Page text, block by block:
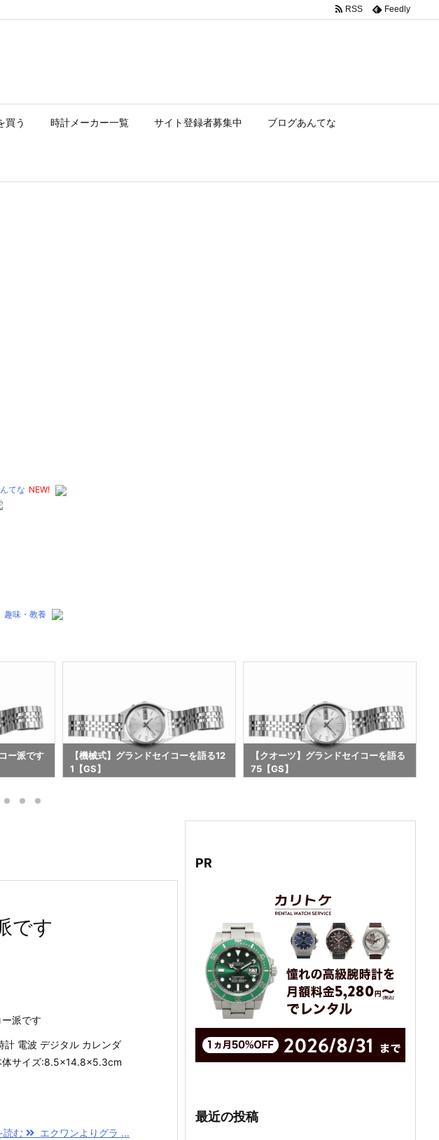
買う 時計メーカー一覧 サイト登録者募集中 ブログあんてな
RSS Feedly
てな NEW!
味・教養
ー派です
【機械式】グランドセイコーを語る12
1【GS】
【クオーツ】グランドセイコーを語る
75【GS】
です
派です
計 電波 デジタル カレンダ
体サイズ:8.5×14.8×5.3cm
読む エクワンよりグラ ...
PR
最近の投稿